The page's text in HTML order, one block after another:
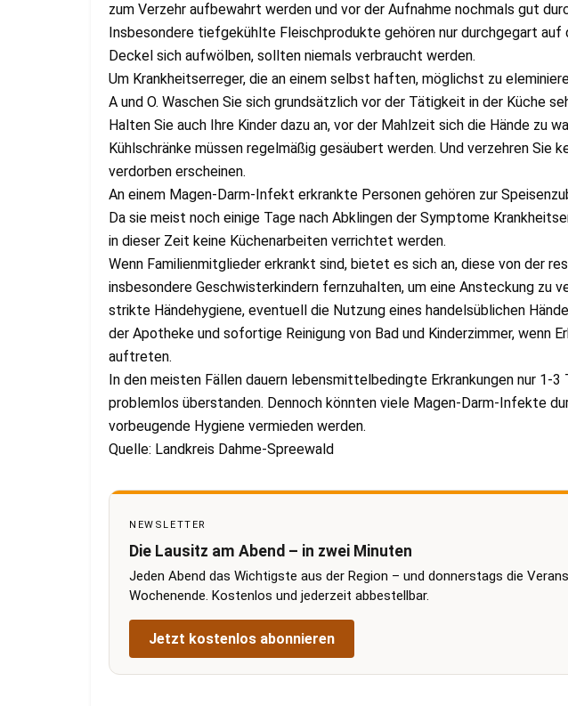
zum Verzehr aufbewahrt werden und vor der Aufnahme nochmals gut
Insbesondere tiefgekühlte Fleischprodukte gehören nur durchgegart auf
Deckel sich aufwölben, sollten niemals verbraucht werden.
Um Krankheitserreger, die an einem selbst haften, möglichst zu
A und O. Waschen Sie sich grundsätzlich vor der Tätigkeit in der Küche
Halten Sie auch Ihre Kinder dazu an, vor der Mahlzeit sich die Hände zu
Kühlschränke müssen regelmäßig gesäubert werden. Und verzehren Sie
verdorben erscheinen.
An einem Magen-Darm-Infekt erkrankte Personen gehören zur
Da sie meist noch einige Tage nach Abklingen der Symptome
in dieser Zeit keine Küchenarbeiten verrichtet werden.
Wenn Familienmitglieder erkrankt sind, bietet es sich an, diese von der
insbesondere Geschwisterkindern fernzuhalten, um eine Ansteckung zu
strikte Händehygiene, eventuell die Nutzung eines handelsüblichen
der Apotheke und sofortige Reinigung von Bad und Kinderzimmer, wenn
auftreten.
In den meisten Fällen dauern lebensmittelbedingte Erkrankungen nur 1-3
problemlos überstanden. Dennoch könnten viele Magen-Darm-Infekte
vorbeugende Hygiene vermieden werden.
Quelle: Landkreis Dahme-Spreewald
NEWSLETTER
Die Lausitz am Abend – in zwei Minuten
Jeden Abend das Wichtigste aus der Region – und donnerstags die
Wochenende. Kostenlos und jederzeit abbestellbar.
Jetzt kostenlos abonnieren